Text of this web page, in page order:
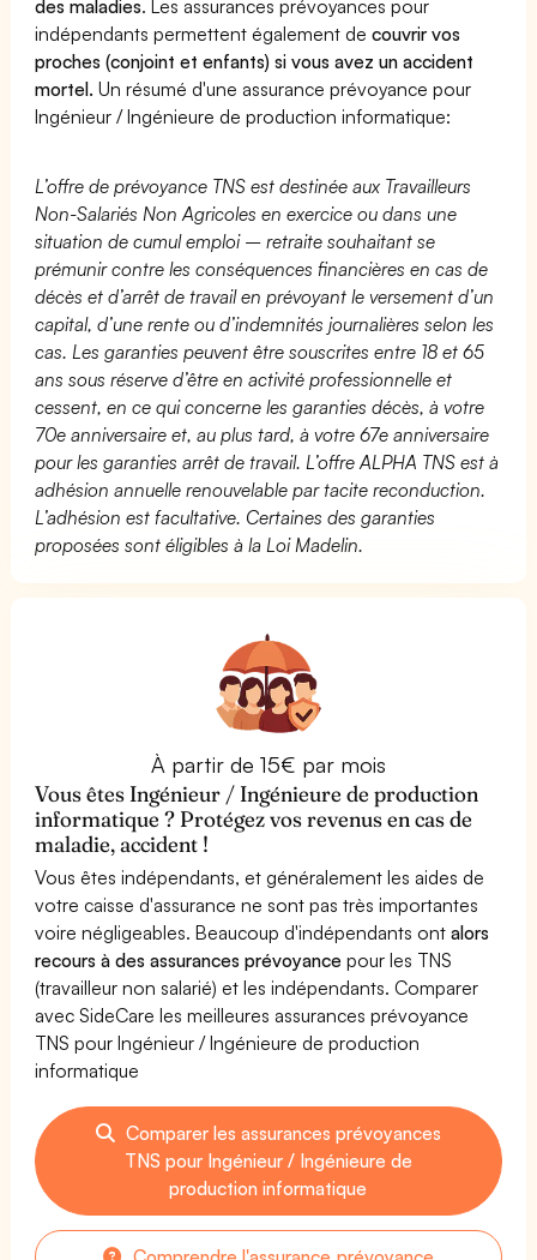
des maladies. Les assurances prévoyances pour
indépendants permettent également decouvrir vos
proches (conjoint et enfants) si vous avez un accident
mortel. Un résumé d'une assurance prévoyance pour
Ingénieur / Ingénieure de production informatique:
L’offre de prévoyance TNS est destinée aux Travailleurs
Non-Salariés Non Agricoles en exercice ou dans une
situation de cumul emploi – retraite souhaitant se
prémunir contre les conséquences financières en cas de
décès et d’arrêt de travail en prévoyant le versement d’un
capital, d’une rente ou d’indemnités journalières selon les
cas. Les garanties peuvent être souscrites entre 18 et 65
ans sous réserve d’être en activité professionnelle et
cessent, en ce qui concerne les garanties décès, à votre
70e anniversaire et, au plus tard, à votre 67e anniversaire
pour les garanties arrêt de travail. L’offre ALPHA TNS est à
adhésion annuelle renouvelable par tacite reconduction.
L’adhésion est facultative. Certaines des garanties
proposées sont éligibles à la Loi Madelin.
À partir de 15€ par mois
Vous êtes Ingénieur / Ingénieure de production
informatique ? Protégez vos revenus en cas de
maladie, accident !
Vous êtes indépendants, et généralement les aides de
votre caisse d'assurance ne sont pas très importantes
voire négligeables. Beaucoup d'indépendants ontalors
recours à des assurances prévoyance pour les TNS
(travailleur non salarié) et les indépendants. Comparer
avec SideCare les meilleures assurances prévoyance
TNS pour Ingénieur / Ingénieure de production
informatique
Comparer les assurances prévoyances
TNS pour Ingénieur / Ingénieure de
production informatique